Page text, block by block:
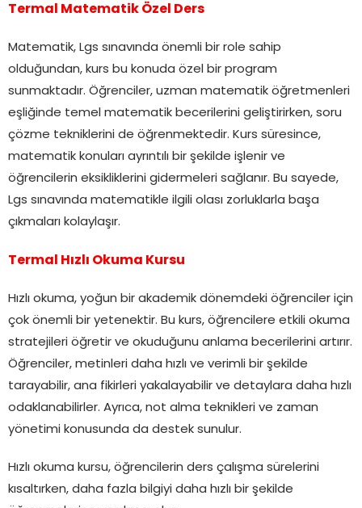
Termal Matematik Özel Ders
Matematik, Lgs sınavında önemli bir role sahip
olduğundan, kurs bu konuda özel bir program
sunmaktadır. Öğrenciler, uzman matematik öğretmenleri
eşliğinde temel matematik becerilerini geliştirirken, soru
çözme tekniklerini de öğrenmektedir. Kurs süresince,
matematik konuları ayrıntılı bir şekilde işlenir ve
öğrencilerin eksikliklerini gidermeleri sağlanır. Bu sayede,
Lgs sınavında matematikle ilgili olası zorluklarla başa
çıkmaları kolaylaşır.
Termal Hızlı Okuma Kursu
Hızlı okuma, yoğun bir akademik dönemdeki öğrenciler için
çok önemli bir yetenektir. Bu kurs, öğrencilere etkili okuma
stratejileri öğretir ve okuduğunu anlama becerilerini artırır.
Öğrenciler, metinleri daha hızlı ve verimli bir şekilde
tarayabilir, ana fikirleri yakalayabilir ve detaylara daha hızlı
odaklanabilirler. Ayrıca, not alma teknikleri ve zaman
yönetimi konusunda da destek sunulur.
Hızlı okuma kursu, öğrencilerin ders çalışma sürelerini
kısaltırken, daha fazla bilgiyi daha hızlı bir şekilde